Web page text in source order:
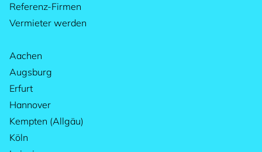
Referenz-Firmen
Vermieter werden
Aachen
Augsburg
Erfurt
Hannover
Kempten (Allgäu)
Köln